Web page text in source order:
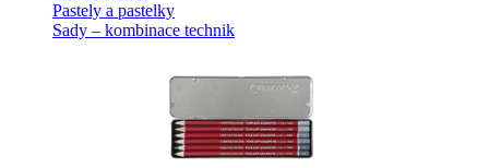
Pastely a pastelky
Sady – kombinace technik